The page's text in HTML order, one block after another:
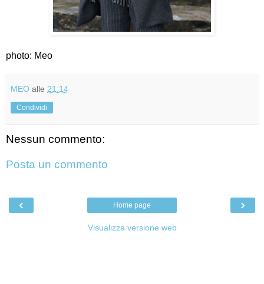
photo: Meo
MEO alle 21:14
Condividi
Nessun commento:
Posta un commento
‹ ›
Home page
Visualizza versione web